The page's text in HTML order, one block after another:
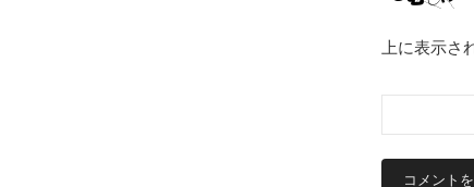
上に表示さ